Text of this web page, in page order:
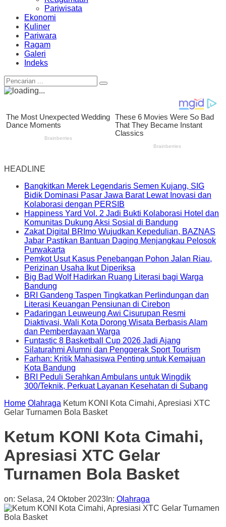
Pariwisata
Ekonomi
Kuliner
Pariwara
Ragam
Galeri
Indeks
HEADLINE
Bangkitkan Merek Legendaris Semen Kujang, SIG
Bidik Dominasi Pasar Jawa Barat Lewat Inovasi dan
Kolaborasi dengan PERSIB
Happiness Yard Vol. 2 Jadi Bukti Kolaborasi Hotel dan
Komunitas Dukung Aksi Sosial di Bandung
Zakat Digital BRImo Wujudkan Kepedulian, BAZNAS
Jabar Pastikan Bantuan Daging Menjangkau Pelosok
Purwakarta
Pemkot Usut Kasus Penebangan Pohon Jalan Riau,
Perizinan Usaha Ikut Diperiksa
Big Bad Wolf Hadirkan Ruang Literasi bagi Warga
Bandung
BRI Gandeng Taspen Tingkatkan Perlindungan dan
Literasi Keuangan Pensiunan di Cirebon
Padaringan Leuweung Awi Cisurupan Resmi
Diaktivasi, Wali Kota Dorong Wisata Berbasis Alam
dan Pemberdayaan Warga
Funtastic 8 Basketball Cup 2026 Jadi Ajang
Silaturahmi Alumni dan Penggerak Sport Tourism
Farhan: Kritik Mahasiswa Penting untuk Kemajuan
Kota Bandung
BRI Peduli Serahkan Ambulans untuk Wingdik
300/Teknik, Perkuat Layanan Kesehatan di Subang
Home Olahraga Ketum KONI Kota Cimahi, Apresiasi XTC
Gelar Turnamen Bola Basket
Ketum KONI Kota Cimahi,
Apresiasi XTC Gelar
Turnamen Bola Basket
on: Selasa, 24 Oktober 2023 In: Olahraga